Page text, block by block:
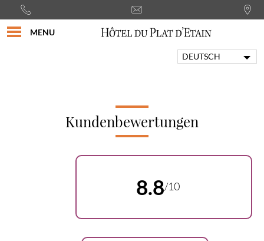
MENU
DEUTSCH
ITALIANO
ESPAÑOL
Kundenbewertungen
8.8/10